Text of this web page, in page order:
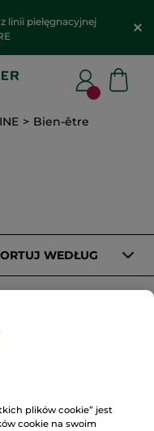
linii pielęgnacyjnej
Bien-être
WEDŁUG
plików cookie” jest
cookie na swoim